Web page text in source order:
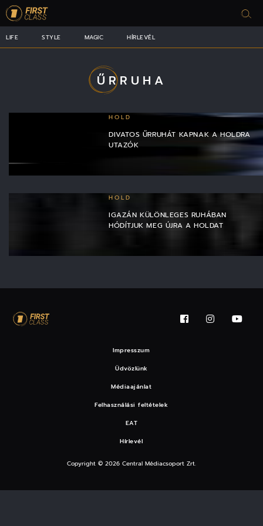
LIFE STYLE MAGIC HÍRLEVÉL
ŰRRUHA
HOLD
DIVATOS ŰRRUHÁT KAPNAK A HOLDRA
UTAZÓK
HOLD
IGAZÁN KÜLÖNLEGES RUHÁBAN
HÓDÍTJUK MEG ÚJRA A HOLDAT
Impresszum
Üdvözlünk
Médiaajánlat
Felhasználási feltételek
EAT
Hírlevél
Copyright © 2026 Central Médiacsoport Zrt.